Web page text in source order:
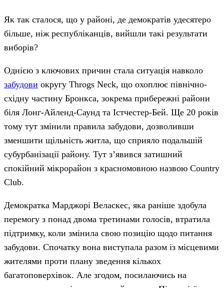
Як так сталося, що у районі, де демократів удесятеро
більше, ніж республіканців, вийшли такі результати
виборів?
Однією з ключових причин стала ситуація навколо
забудови округу Throgs Neck, що охоплює північно-
східну частину Бронкса, зокрема прибережні райони
біля Лонг-Айленд-Саунд та Істчестер-Бей. Ще 20 років
тому тут змінили правила забудови, дозволивши
зменшити щільність житла, що сприяло подальшій
субурбанізації району. Тут зʼявився затишний
спокійний мікрорайон з красномовною назвою Country
Club.
Демократка Марджорі Веласкес, яка раніше здобула
перемогу з понад двома третинами голосів, втратила
підтримку, коли змінила свою позицію щодо питання
забудови. Спочатку вона виступала разом із місцевими
жителями проти плану зведення кількох
багатоповерхівок. Але згодом, посилаючись на